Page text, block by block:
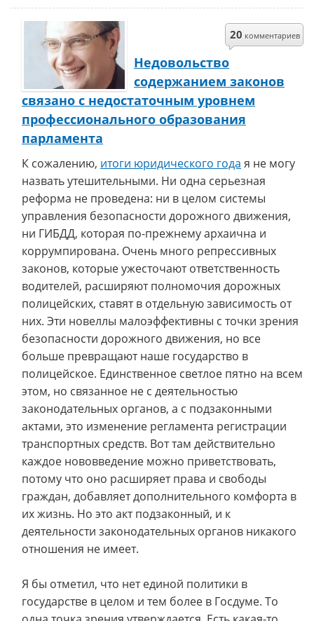
20 комментариев
Недовольство
содержанием законов
связано с недостаточным уровнем
профессионального образования
парламента
К сожалению, итоги юридического года я не могу
назвать утешительными. Ни одна серьезная
реформа не проведена: ни в целом системы
управления безопасности дорожного движения,
ни ГИБДД, которая по-прежнему архаична и
коррумпирована. Очень много репрессивных
законов, которые ужесточают ответственность
водителей, расширяют полномочия дорожных
полицейских, ставят в отдельную зависимость от
них. Эти новеллы малоэффективны с точки зрения
безопасности дорожного движения, но все
больше превращают наше государство в
полицейское. Единственное светлое пятно на всем
этом, но связанное не с деятельностью
законодательных органов, а с подзаконными
актами, это изменение регламента регистрации
транспортных средств. Вот там действительно
каждое нововведение можно приветствовать,
потому что оно расширяет права и свободы
граждан, добавляет дополнительного комфорта в
их жизнь. Но это акт подзаконный, и к
деятельности законодательных органов никакого
отношения не имеет.
Я бы отметил, что нет единой политики в
государстве в целом и тем более в Госдуме. То